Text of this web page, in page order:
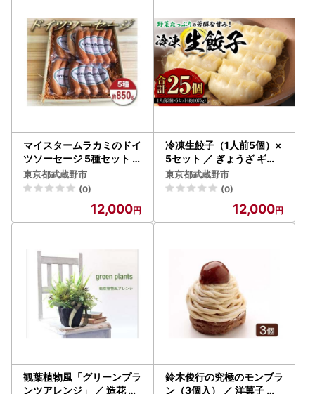
マイスタームラカミのドイ
ツソーセージ 5種セット
約850g ／ チョリソー フ
ランク ウインナー ウィン
ナー 東京都
東京都武蔵野市
(0)
12,000
冷凍生餃子（1人前5個）×
5セット ／ ぎょうざ ギョ
ーザ 手作り ヘルシー 東京
都
東京都武蔵野市
(0)
12,000
観葉植物風「グリーンプラ
ンツアレンジ」 ／ 造花 飾
鈴木俊行の究極のモンブラ
ン（3個入） ／ 洋菓子 デ